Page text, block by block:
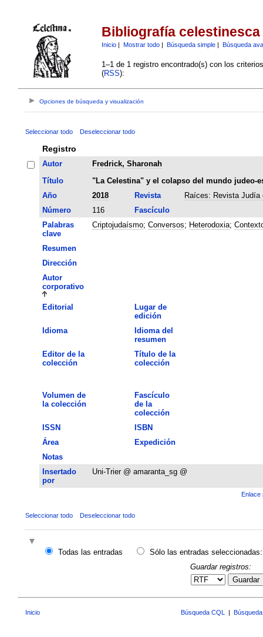
Bibliografía celestinesca
Inicio| Mostrar todo| Búsqueda simple| Búsqueda
1–1 de 1 registro encontrado(s) con los
(RSS):
Opciones de búsqueda y visualización
Seleccionar todo Deseleccionar todo
Registro
Autor
Fredrick, Sharonah
Título
"La Celestina" y el colapso del mundo judeo-
Año
2018 Revista
Raíces: Revista Judía
Número
116
Fascículo
Palabras
clave
Criptojudaísmo; Conversos; Heterodoxia;
Resumen
Dirección
Autor
corporativo
Editorial
Lugar de
edición
Idioma
Idioma del
resumen
Editor de la
colección
Título de la
colección
Volumen de
la colección
Fascículo
de la
colección
ISSN
ISBN
Área
Expedición
Notas
Insertado
por
Uni-Trier @ amaranta_sg @
Enlace
Seleccionar todo Deseleccionar todo
Todas las entradas
Sólo las entradas seleccionadas:
Guardar registros:
Guardar
Inicio Búsqueda CQL